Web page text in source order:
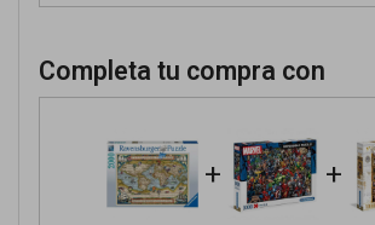
Completa tu compra con
+ +